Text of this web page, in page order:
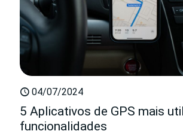
04/07/2024
5 Aplicativos de GPS mais
funcionalidades